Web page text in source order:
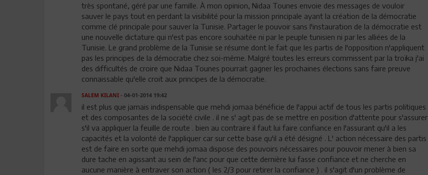
très spontané, géré par une famille. À mon opinion, Nidaa Tounes envoie des messages de vouloir
sauver le pays tout en perdant la visibilité pour la mission principale ayant la création de la démocratie
comme clé principale pour sauver la Tunisie. Partager le pouvoir sans l'instauration de la démocratie est
une nouvelle dictature qui n'est pas encore souhaitée ni par le peuple tunisien ni par les alliées de la
Tunisie. Le grand problème de la Tunisie se résume dont le fait que les partis de l'opposition n'appliquent
pas les principes de la démocratie chez soi-même. Malgré toutes les erreurs commissent par la troïka j'ai
des difficultés de croire que Nidaa Tounes pourrait gagner les prochaines élections sans faire preuve
connaissable qu'elle croit aux principes de la démocratie.
SALEM KILANI- 04-01-2014 19:42
il est plus que jamais indispensable que mehdi jomaa bénéficie de l'appui actif de tous les partis politiques
et des composantes de la société civile . il ne s' agit pas de se mettre en position d'attente pour s'assurer
s'il va appliquer la feuille de route . bien au contraire il faut lui faire confiance en l'assurant qu'il a les
capacités et la volonté de l'appliquer car sur cette base qu'il a été désigné . L' action nécessaire des partis
est de faire en sorte que mehdi jomaa dispose des pouvoirs nécessaires pour pouvoir mener à bien sa
dure tache en agissant au sein de l'anc pour que cette dernière lui fasse confiance et ne cherche en
aucune manière à entraver son action ( les 2/3 pour retirer la confiance ) . il s'agit d'un problème de